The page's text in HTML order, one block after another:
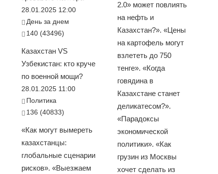
28.01.2025 12:00
День за днем
140 (43496)
Казахстан VS
Узбекистан: кто круче
по военной мощи?
28.01.2025 11:00
Политика
136 (40833)
«Как могут вымереть
казахстанцы:
глобальные сценарии
рисков». «Выезжаем
2.0» может повлиять
на нефть и
Казахстан?». «Цены
на картофель могут
взлететь до 750
тенге». «Когда
говядина в
Казахстане станет
деликатесом?».
«Парадоксы
экономической
политики». «Как
грузин из Москвы
хочет сделать из